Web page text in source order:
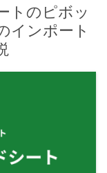
トのピボッ
インポート